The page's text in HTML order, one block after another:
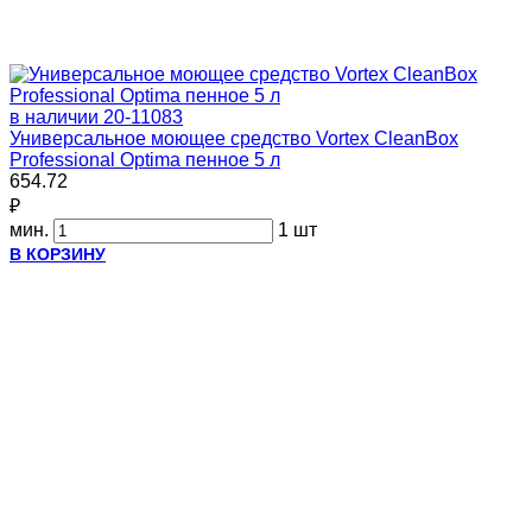
в наличии 20-11083
Универсальное моющее средство Vortex CleanBox
Professional Optima пенное 5 л
654.72
₽
мин.
1 шт
В КОРЗИНУ